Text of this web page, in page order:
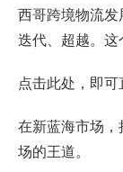
西哥跨境物流发
迭代、超越。这
点击此处，即
在新蓝海市场
场的王道。